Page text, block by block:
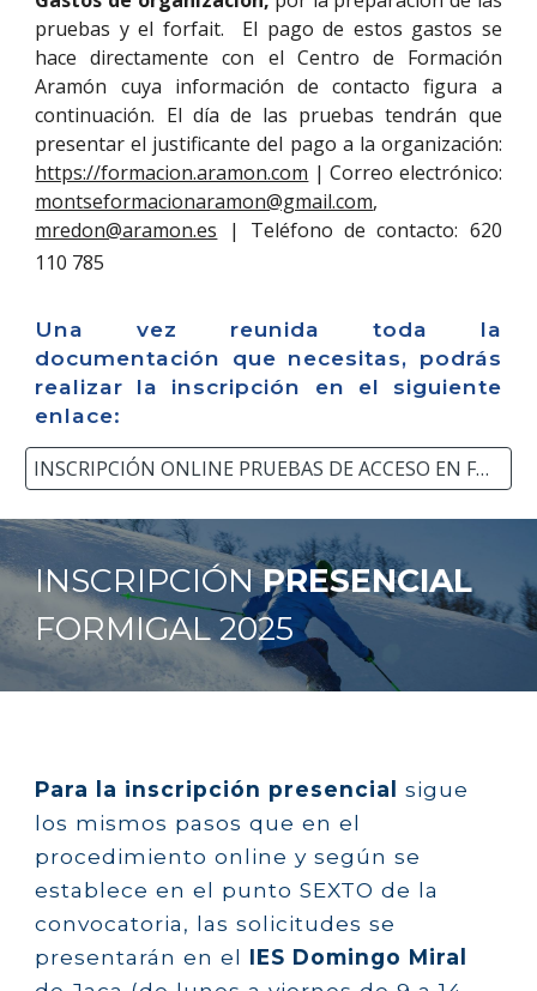
pruebas y el forfait. El pago de estos gastos se
hace directamente con el Centro de Formación
Aramón cuya información de contacto figura a
continuación. El día de las pruebas tendrán que
presentar el justificante del pago a la organización:
https://formacion.aramon.com | Correo electrónico:
montseformacionaramon@gmail.com,
mredon@aramon.es | Teléfono de contacto: 620
110 785
Una vez reunida toda la
documentación que necesitas, podrás
realizar la inscripción en el siguiente
enlace:
INSCRIPCIÓN ONLINE PRUEBAS DE ACCESO EN FORMIGAL
INSCRIPCIÓNPRESENCIAL
FORMIGAL2025
Para la inscripción presencialsigue
los mismos pasos que en el
procedimiento online y según se
establece en el punto SEXTO de la
convocatoria, las solicitudes se
presentarán en el IES Domingo Miral